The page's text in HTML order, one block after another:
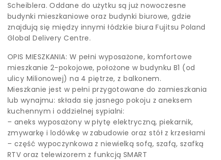
Scheiblera. Oddane do użytku są już nowoczesne
budynki mieszkaniowe oraz budynki biurowe, gdzie
znajdują się między innymi łódzkie biura Fujitsu Poland
Global Delivery Centre.
OPIS MIESZKANIA: W pełni wyposażone, komfortowe
mieszkanie 2-pokojowe, położone w budynku B1 (od
ulicy Milionowej) na 4 piętrze, z balkonem.
Mieszkanie jest w pełni przygotowane do zamieszkania
lub wynajmu: składa się jasnego pokoju z aneksem
kuchennym i oddzielnej sypialni:
– aneks wyposażony w płytę elektryczną, piekarnik,
zmywarkę i lodówkę w zabudowie oraz stół z krzesłami
– część wypoczynkowa z niewielką sofą, szafą, szafką
RTV oraz telewizorem z funkcją SMART